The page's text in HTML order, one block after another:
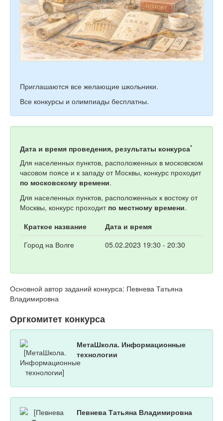
Приглашаются все желающие школьники.
Все конкурсы и олимпиады бесплатны.
Дата и время проведения, результаты конкурса*
Для населенных пунктов, расположенных в московском
часовом поясе и к западу от Москвы, конкурс проходит
по московскому времени.
Для населенных пунктов, расположенных к востоку от
Москвы, конкурс проходит по местному времени.
Краткое название
Дата и время
Город на Волге
05.02.2023 19:30 - 20:30
Основной автор заданий конкурса: Певнева Татьяна
Владимировна
Оргкомитет конкурса
МетаШкола. Информационные
технологии
Певнева Татьяна Владимировна